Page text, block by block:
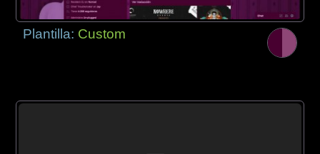
Plantilla: Custom